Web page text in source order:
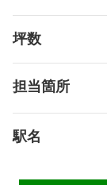
坪数
担当箇所
駅名